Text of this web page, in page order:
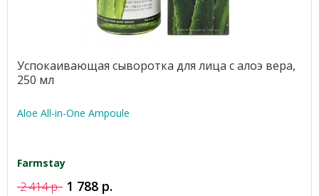
Успокаивающая сыворотка для лица с алоэ вера,
250 мл
Aloe All-in-One Ampoule
Farmstay
2 414 р. 1 788 р.